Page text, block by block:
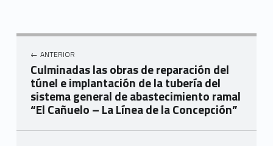
ANTERIOR
Culminadas las obras de reparación del
túnel e implantación de la tubería del
sistema general de abastecimiento ramal
“El Cañuelo – La Línea de la Concepción”